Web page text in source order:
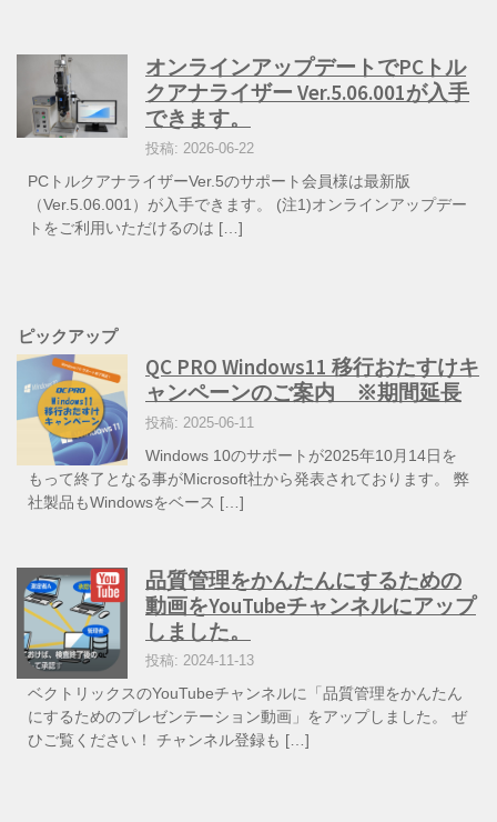
オンラインアップデートでPCトル
クアナライザー Ver.5.06.001が入手
できます。
投稿: 2026-06-22
PCトルクアナライザーVer.5のサポート会員様は最新版
（Ver.5.06.001）が入手できます。 (注1)オンラインアップデー
トをご利用いただけるのは […]
ピックアップ
QC PRO Windows11 移行おたすけキ
ャンペーンのご案内 ※期間延長
投稿: 2025-06-11
Windows 10のサポートが2025年10月14日を
もって終了となる事がMicrosoft社から発表されております。 弊
社製品もWindowsをベース […]
品質管理をかんたんにするための
動画をYouTubeチャンネルにアップ
しました。
投稿: 2024-11-13
ベクトリックスのYouTubeチャンネルに「品質管理をかんたん
にするためのプレゼンテーション動画」をアップしました。 ぜ
ひご覧ください！ チャンネル登録も […]